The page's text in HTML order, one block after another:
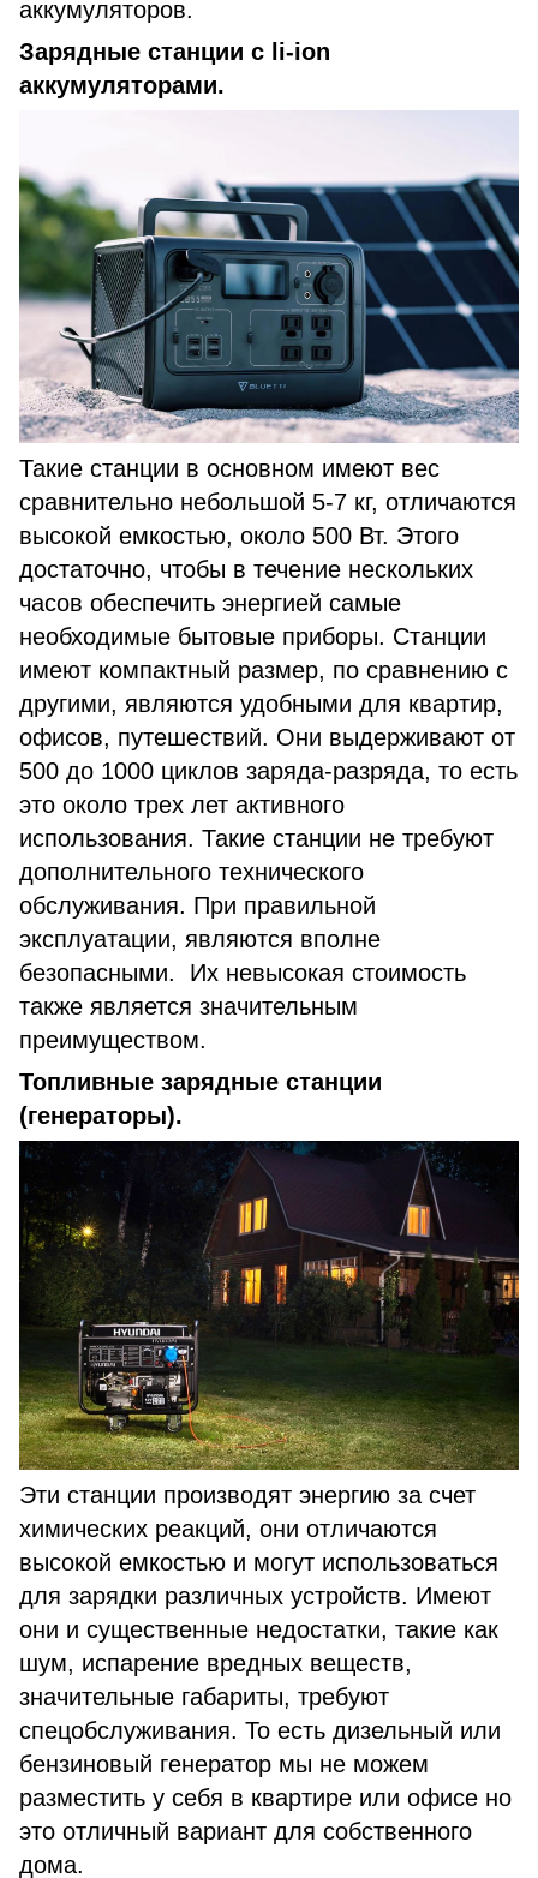
аккумуляторов.
Зарядные станции с li-ion
аккумуляторами.
Такие станции в основном имеют вес
сравнительно небольшой 5-7 кг, отличаются
высокой емкостью, около 500 Вт. Этого
достаточно, чтобы в течение нескольких
часов обеспечить энергией самые
необходимые бытовые приборы. Станции
имеют компактный размер, по сравнению с
другими, являются удобными для квартир,
офисов, путешествий. Они выдерживают от
500 до 1000 циклов заряда-разряда, то есть
это около трех лет активного
использования. Такие станции не требуют
дополнительного технического
обслуживания. При правильной
эксплуатации, являются вполне
безопасными. Их невысокая стоимость
также является значительным
преимуществом.
Топливные зарядные станции
(генераторы).
Эти станции производят энергию за счет
химических реакций, они отличаются
высокой емкостью и могут использоваться
для зарядки различных устройств. Имеют
они и существенные недостатки, такие как
шум, испарение вредных веществ,
значительные габариты, требуют
спецобслуживания. То есть дизельный или
бензиновый генератор мы не можем
разместить у себя в квартире или офисе но
это отличный вариант для собственного
дома.